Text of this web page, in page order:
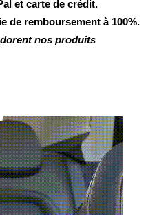
et carte de crédit.
de remboursement à 100%.
nos produits